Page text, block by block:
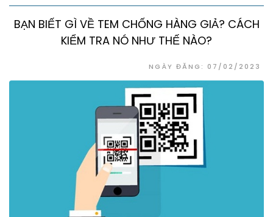
BẠN BIẾT GÌ VỀ TEM CHỐNG HÀNG GIẢ? CÁCH
KIỂM TRA NÓ NHƯ THẾ NÀO?
NGÀY ĐĂNG: 07/02/2023